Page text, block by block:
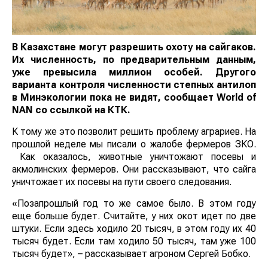
В Казахстане могут разрешить охоту на сайгаков.
Их численность, по предварительным данным,
уже превысила миллион особей. Другого
варианта контроля численности степных антилоп
в Минэкологии пока не видят, сообщает World of
NAN со ссылкой на КТК.
К тому же это позволит решить проблему аграриев. На
прошлой неделе мы писали о жалобе фермеров ЗКО.
Как оказалось, животные уничтожают посевы и
акмолинских фермеров. Они рассказывают, что сайга
уничтожает их посевы на пути своего следования.
«Позапрошлый год то же самое было. В этом году
еще больше будет. Считайте, у них окот идет по две
штуки. Если здесь ходило 20 тысяч, в этом году их 40
тысяч будет. Если там ходило 50 тысяч, там уже 100
тысяч будет», – рассказывает агроном Сергей Бобко.